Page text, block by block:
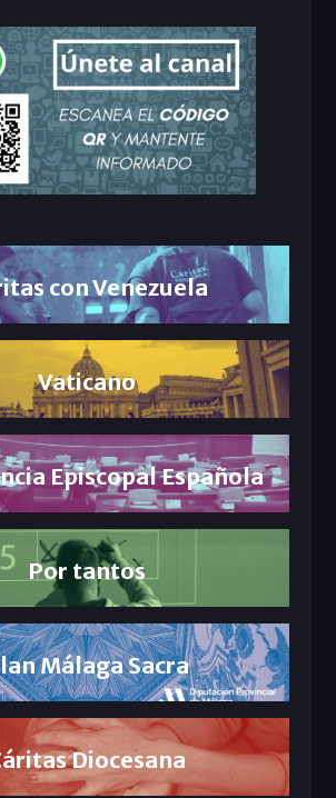
con Venezuela
Vaticano
Episcopal Española
Por tantos
Málaga Sacra
Diocesana